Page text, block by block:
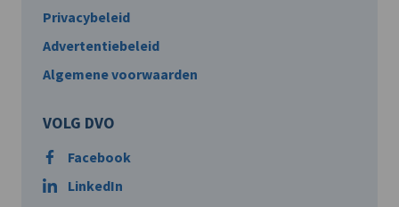
Privacybeleid
Advertentiebeleid
Algemene voorwaarden
VOLG DVO
Facebook
LinkedIn